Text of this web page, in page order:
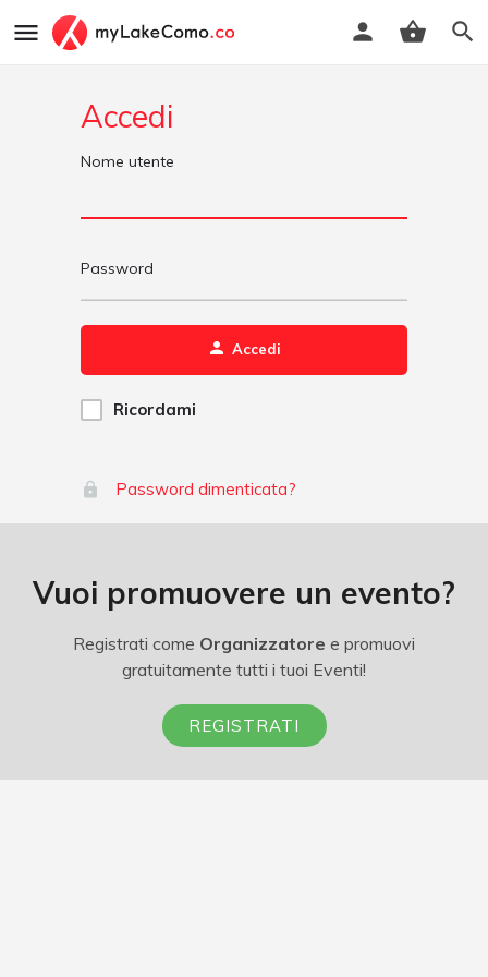
Accedi
Nome utente
Password
Accedi
Ricordami
Password dimenticata?
Vuoi promuovere un evento?
Registrati come Organizzatore e promuovi
gratuitamente tutti i tuoi Eventi!
REGISTRATI